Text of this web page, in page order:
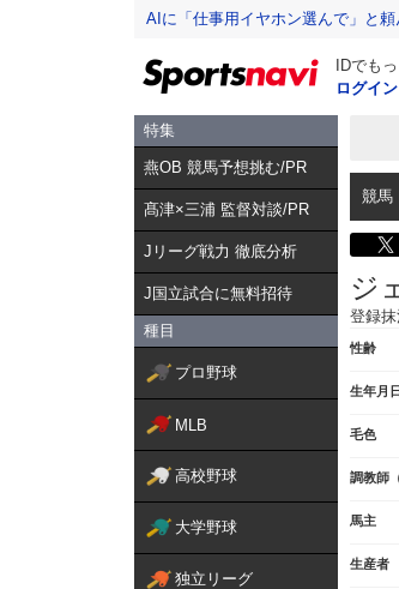
AIに「仕事用イヤホン選んで」と
IDでも
ログイン
特集
燕OB 競馬予想挑む/PR
髙津×三浦 監督対談/PR
Jリーグ戦力 徹底分析
J国立試合に無料招待
種目
プロ野球
MLB
高校野球
大学野球
独立リーグ
競馬
ジ
登録抹
性齢
生年月日
毛色
調教師
馬主
生産者